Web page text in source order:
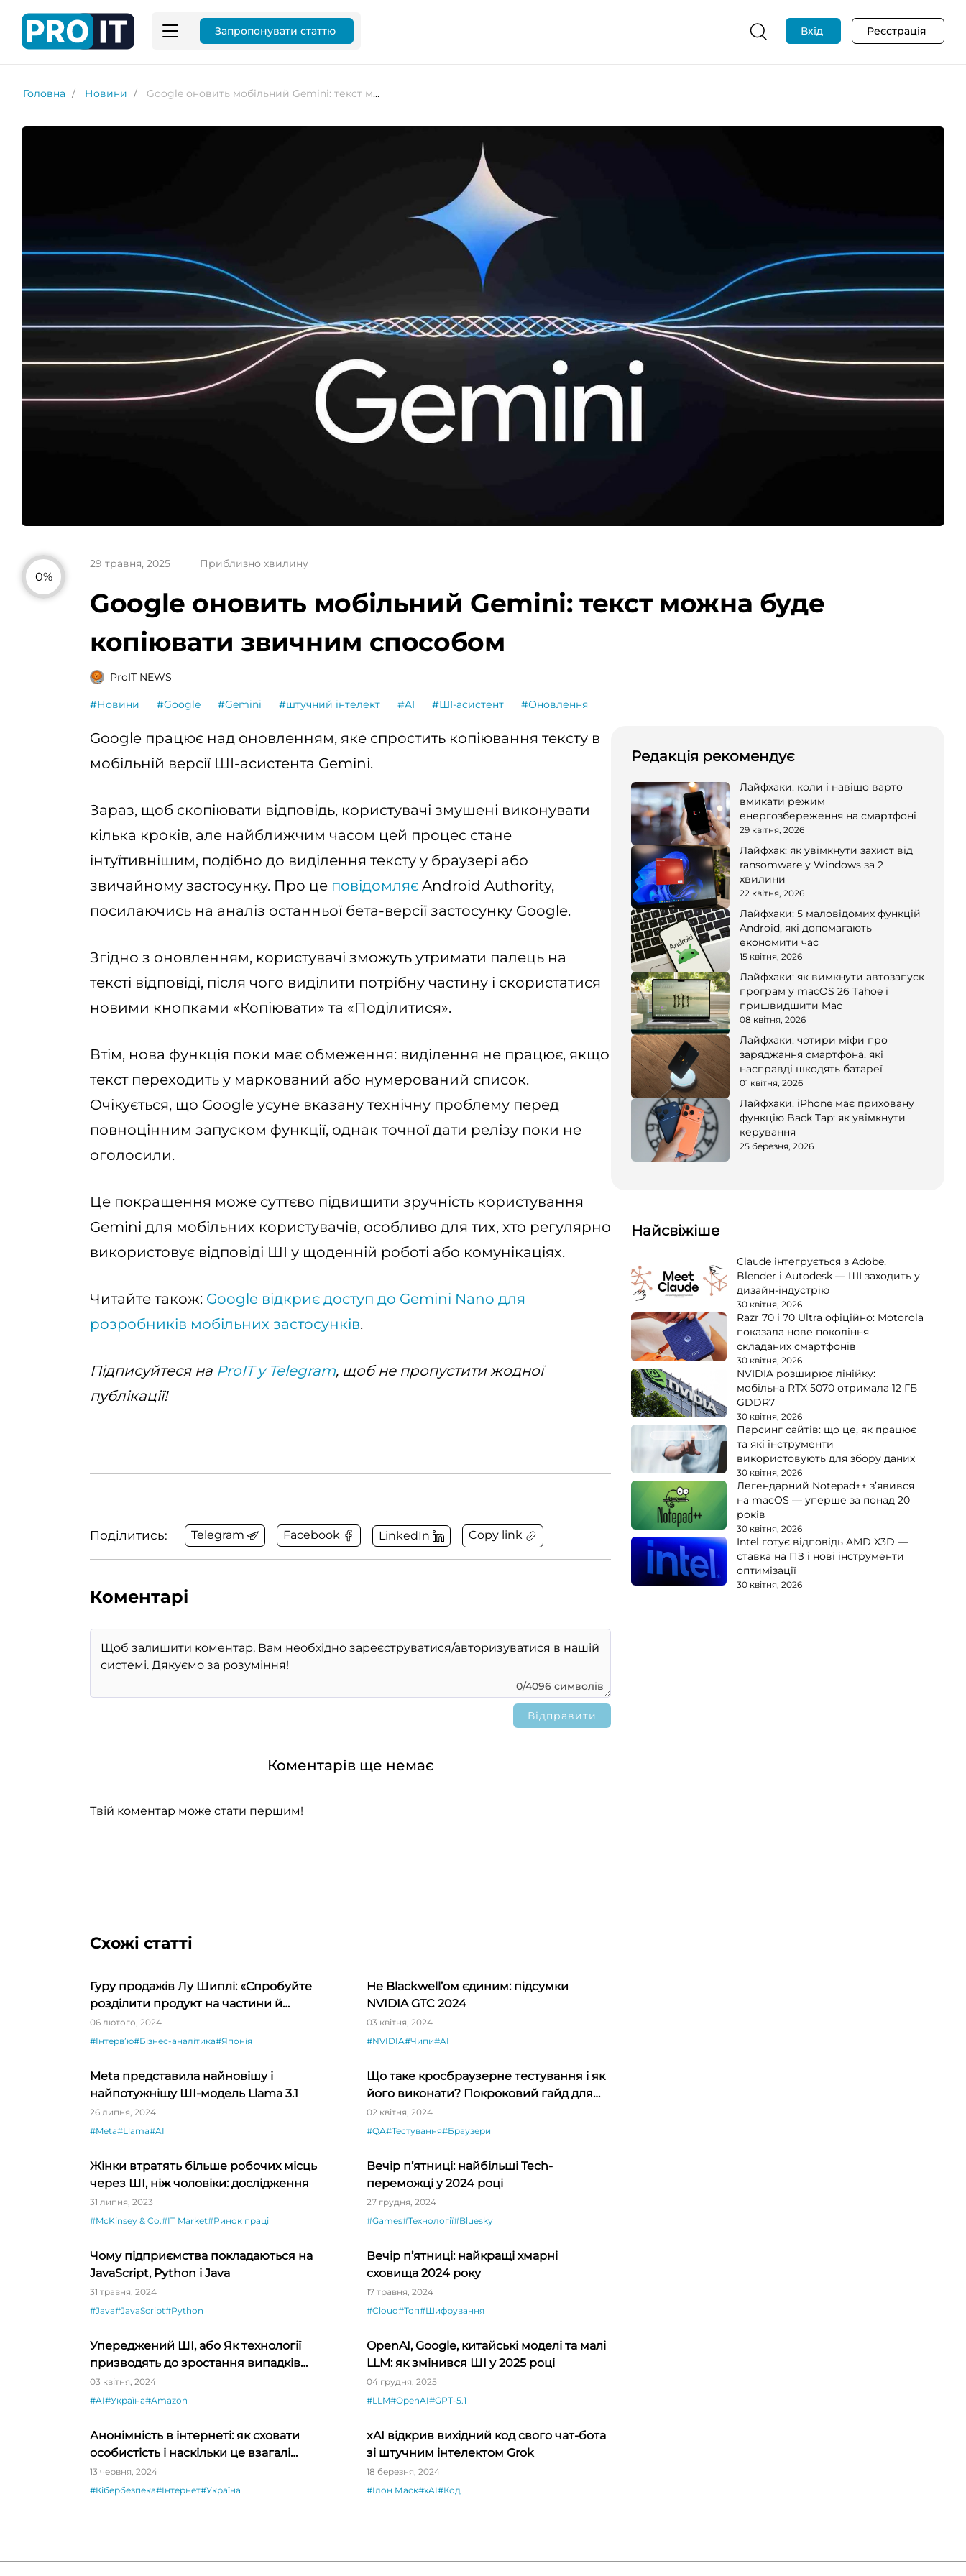
Запропонувати статтю Вхід Реєстрація
Головна Новини Google оновить мобільний Gemini: текст можна буде копіювати звичним способом
0%
29 травня, 2025 Приблизно хвилину
Google оновить мобільний Gemini: текст можна буде
копіювати звичним способом
ProIT NEWS
#Новини #Google #Gemini #штучний інтелект #AI #ШІ-асистент #Оновлення
Google працює над оновленням, яке спростить копіювання тексту в
мобільній версії ШІ-асистента Gemini.
Зараз, щоб скопіювати відповідь, користувачі змушені виконувати
кілька кроків, але найближчим часом цей процес стане
інтуїтивнішим, подібно до виділення тексту у браузері або
звичайному застосунку. Про це повідомляє Android Authority,
посилаючись на аналіз останньої бета-версії застосунку Google.
Згідно з оновленням, користувачі зможуть утримати палець на
тексті відповіді, після чого виділити потрібну частину і скористатися
новими кнопками «Копіювати» та «Поділитися».
Втім, нова функція поки має обмеження: виділення не працює, якщо
текст переходить у маркований або нумерований список.
Очікується, що Google усуне вказану технічну проблему перед
повноцінним запуском функції, однак точної дати релізу поки не
оголосили.
Це покращення може суттєво підвищити зручність користування
Gemini для мобільних користувачів, особливо для тих, хто регулярно
використовує відповіді ШІ у щоденній роботі або комунікаціях.
Читайте також: Google відкриє доступ до Gemini Nano для
розробників мобільних застосунків.
Підписуйтеся на ProIT у Telegram, щоб не пропустити жодної
публікації!
Поділитись: Telegram Facebook LinkedIn Copy link
Коментарі
0/4096 символів
Коментарів ще немає
Твій коментар може стати першим!
Схожі статті
Гуру продажів Лу Шиплі: «Спробуйте
розділити продукт на частини й
продавати окремо – ви будете вражені»
06 лютого, 2024
#Інтервʼю#Бізнес-аналітика#Японія
Не Blackwell’ом єдиним: підсумки
NVIDIA GTC 2024
03 квітня, 2024
#NVIDIA#Чипи#AI
Meta представила найновішу і
найпотужнішу ШІ-модель Llama 3.1
26 липня, 2024
#Meta#Llama#AI
Що таке кросбраузерне тестування і як
його виконати? Покроковий гайд для
QA-початківців
02 квітня, 2024
#QA#Тестування#Браузери
Жінки втратять більше робочих місць
через ШІ, ніж чоловіки: дослідження
31 липня, 2023
#McKinsey & Co.#IT Market#Ринок праці
Вечір п’ятниці: найбільші Tech-
переможці у 2024 році
27 грудня, 2024
#Games#Технології#Bluesky
Чому підприємства покладаються на
JavaScript, Python і Java
31 травня, 2024
#Java#JavaScript#Python
Вечір п’ятниці: найкращі хмарні
сховища 2024 року
17 травня, 2024
#Cloud#Топ#Шифрування
Упереджений ШІ, або Як технології
призводять до зростання випадків
дискримінації
03 квітня, 2024
#AI#Україна#Amazon
OpenAI, Google, китайські моделі та малі
LLM: як змінився ШІ у 2025 році
04 грудня, 2025
#LLM#OpenAI#GPT-5.1
Анонімність в інтернеті: як сховати
особистість і наскільки це взагалі
реально
13 червня, 2024
#Кібербезпека#Інтернет#Україна
xAI відкрив вихідний код свого чат-бота
зі штучним інтелектом Grok
18 березня, 2024
#Ілон Маск#xAI#Код
Редакція рекомендує
Лайфхаки: коли і навіщо варто
вмикати режим
енергозбереження на смартфоні
29 квітня, 2026
Лайфхак: як увімкнути захист від
ransomware у Windows за 2
хвилини
22 квітня, 2026
Лайфхаки: 5 маловідомих функцій
Android, які допомагають
економити час
15 квітня, 2026
Лайфхаки: як вимкнути автозапуск
програм у macOS 26 Tahoe і
пришвидшити Mac
08 квітня, 2026
Лайфхаки: чотири міфи про
заряджання смартфона, які
насправді шкодять батареї
01 квітня, 2026
Лайфхаки. iPhone має приховану
функцію Back Tap: як увімкнути
керування
25 березня, 2026
Найсвіжіше
Claude інтегрується з Adobe,
Blender і Autodesk — ШІ заходить у
дизайн-індустрію
30 квітня, 2026
Razr 70 і 70 Ultra офіційно: Motorola
показала нове покоління
складаних смартфонів
30 квітня, 2026
NVIDIA розширює лінійку:
мобільна RTX 5070 отримала 12 ГБ
GDDR7
30 квітня, 2026
Парсинг сайтів: що це, як працює
та які інструменти
використовують для збору даних
30 квітня, 2026
Легендарний Notepad++ з’явився
на macOS — уперше за понад 20
років
30 квітня, 2026
Intel готує відповідь AMD X3D —
ставка на ПЗ і нові інструменти
оптимізації
30 квітня, 2026